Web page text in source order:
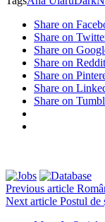
Share on
Share on
Share on
Share on Reddit
Share on
Share on
Share on
Previous article
Next article Postul de